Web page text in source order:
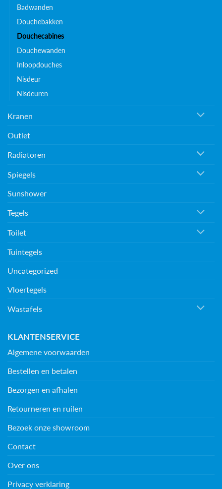
Badwanden
Douchebakken
Douchecabines
Douchewanden
Inloopdouches
Nisdeur
Nisdeuren
Kranen
Outlet
Radiatoren
Spiegels
Sunshower
Tegels
Toilet
Tuintegels
Uncategorized
Vloertegels
Wastafels
KLANTENSERVICE
Algemene voorwaarden
Bestellen en betalen
Bezorgen en afhalen
Retourneren en ruilen
Bezoek onze showroom
Contact
Over ons
Privacy verklaring